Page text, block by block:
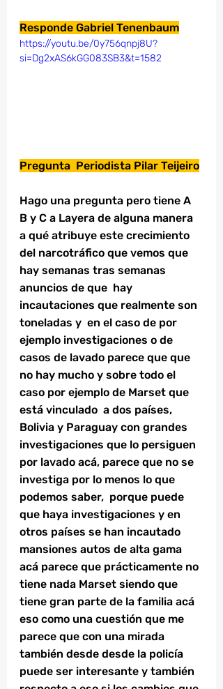
Responde Gabriel Tenenbaum
https://youtu.be/0y756qnpj8U?
si=Dg2xAS6kGG083SB3&t=1582
Pregunta  Periodista Pilar Teijeiro
Hago una pregunta pero tiene A
B y C a Layera de alguna manera
a qué atribuye este crecimiento
del narcotráfico que vemos que
hay semanas tras semanas
anuncios de que  hay
incautaciones que realmente son
toneladas y  en el caso de por
ejemplo investigaciones o de
casos de lavado parece que que
no hay mucho y sobre todo el
caso por ejemplo de Marset que
está vinculado  a dos países,
Bolivia y Paraguay con grandes
investigaciones que lo persiguen
por lavado acá, parece que no se
investiga por lo menos lo que
podemos saber,  porque puede
que haya investigaciones y en
otros países se han incautado
mansiones autos de alta gama
acá parece que prácticamente no
tiene nada Marset siendo que
tiene gran parte de la familia acá
eso como una cuestión que me
parece que con una mirada
también desde desde la policía
puede ser interesante y también